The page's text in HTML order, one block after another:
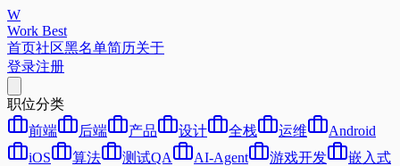
W
Work Best
首页社区黑名单简历关于
登录注册
职位分类
前端
后端 产品 设计 全栈 运维
Android
iOS
算法 测试QA AI-Agent 游戏开发
嵌入式